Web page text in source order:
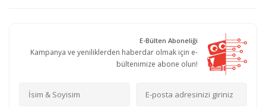
E-Bülten Aboneliği
Kampanya ve yeniliklerden haberdar olmak için e-
bültenimize abone olun!